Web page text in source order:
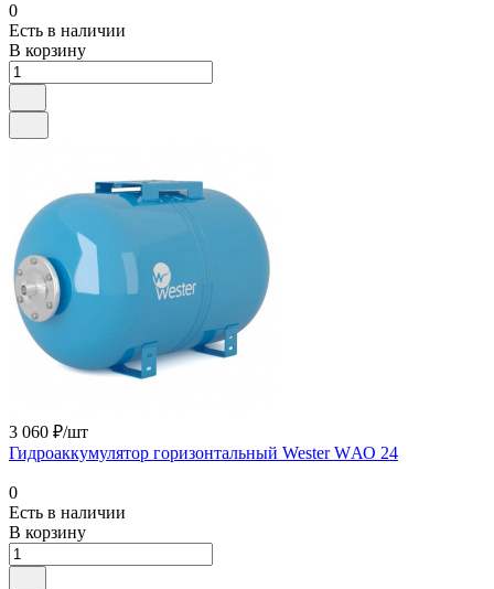
0
Есть в наличии
В корзину
3 060 ₽/шт
Гидроаккумулятор горизонтальный Wester WАО 24
0
Есть в наличии
В корзину